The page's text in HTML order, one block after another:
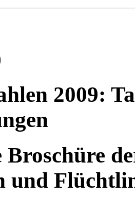
2009:
Broschüre
und